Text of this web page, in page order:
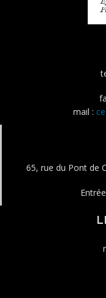
mail :
65, rue du Pont de